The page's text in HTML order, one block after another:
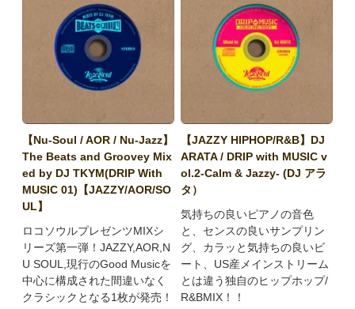
【Nu-Soul / AOR / Nu-Jazz】
The Beats and Groovey Mix
ed by DJ TKYM(DRIP With
MUSIC 01)【JAZZY/AOR/SO
UL】
ロコソウルプレゼンツMIXシ
リーズ第一弾！JAZZY,AOR,N
U SOUL,現行のGood Musicを
中心に構成された間違いなく
クラシックとなる1枚が発売！
【JAZZY HIPHOP/R&B】DJ
ARATA / DRIP with MUSIC v
ol.2-Calm & Jazzy- (DJ アラ
タ）
気持ちの良いピアノの音色
と、センスの良いサンプリン
グ、カラッと気持ちの良いビ
ート、US産メインストリーム
とは違う独自のヒップホップ/
R&BMIX！！